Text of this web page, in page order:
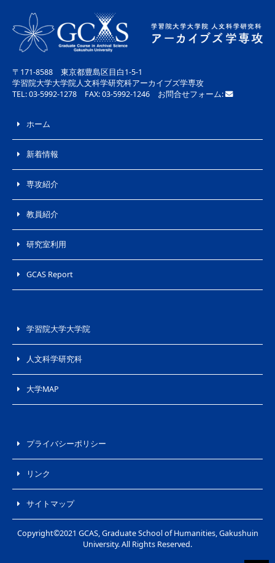
〒171-8588 東京都豊島区目白1-5-1
学習院大学大学院人文科学研究科アーカイブズ学専攻
TEL: 03-5992-1278 FAX: 03-5992-1246 お問合せフォーム:
ホーム
新着情報
専攻紹介
教員紹介
研究室利用
GCAS Report
学習院大学大学院
人文科学研究科
大学MAP
プライバシーポリシー
リンク
サイトマップ
Copyright©2021 GCAS, Graduate School of Humanities, Gakushuin
University. All Rights Reserved.